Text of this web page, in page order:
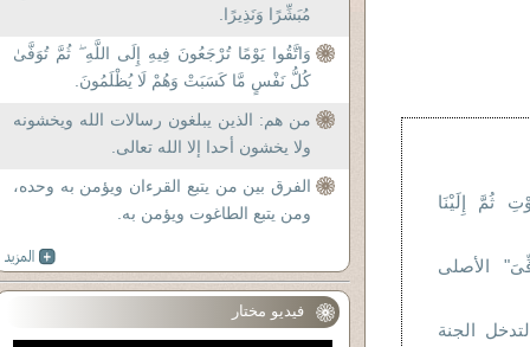
ثُمَّ إِلَيْنَا
الأصلى
الجنة
مُبَشِّرًا وَنَذِيرًا.
وَاتَّقُوا يَوْمًا تُرْجَعُونَ فِيهِ إِلَى اللَّهِ ۖ ثُمَّ تُوَفَّىٰ
كُلُّ نَفْسٍ مَّا كَسَبَتْ وَهُمْ لَا يُظْلَمُونَ.
من هم: الذين يبلغون رسالات الله ويخشونه
ولا يخشون أحدا إلا الله تعالى.
الفرق بين من يتبع القرءان ويؤمن به وحده،
ومن يتبع الطاغوت ويؤمن به.
فيديو مختار